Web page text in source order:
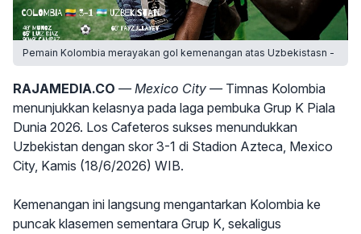
Pemain Kolombia merayakan gol kemenangan atas Uzbekistasn -
RAJAMEDIA.CO — Mexico City — Timnas Kolombia
menunjukkan kelasnya pada laga pembuka Grup K Piala
Dunia 2026. Los Cafeteros sukses menundukkan
Uzbekistan dengan skor 3-1 di Stadion Azteca, Mexico
City, Kamis (18/6/2026) WIB.
Kemenangan ini langsung mengantarkan Kolombia ke
puncak klasemen sementara Grup K, sekaligus